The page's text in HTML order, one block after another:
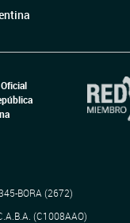
BORA (2672)
(C1008AAO)